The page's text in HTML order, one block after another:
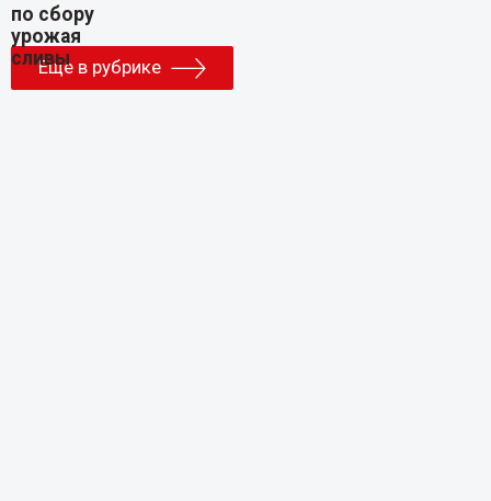
Еще в рубрике